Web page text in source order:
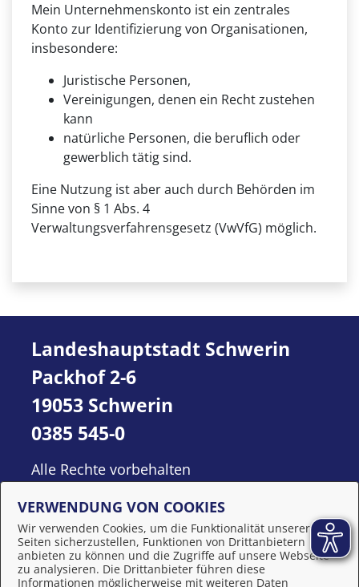
Mein Unternehmenskonto ist ein zentrales
Konto zur Identifizierung von Organisationen,
insbesondere:
Juristische Personen,
Vereinigungen, denen ein Recht zustehen
kann
natürliche Personen, die beruflich oder
gewerblich tätig sind.
Eine Nutzung ist aber auch durch Behörden im
Sinne von § 1 Abs. 4
Verwaltungsverfahrensgesetz (VwVfG) möglich.
Landeshauptstadt Schwerin
Packhof 2-6
19053 Schwerin
0385 545-0
Alle Rechte vorbehalten
VERWENDUNG VON COOKIES
Wir verwenden Cookies, um die Funktionalität unserer
Seiten sicherzustellen, Funktionen von Drittanbietern
anbieten zu können und die Zugriffe auf unsere Webseite
zu analysieren. Die Drittanbieter führen diese
Informationen möglicherweise mit weiteren Daten